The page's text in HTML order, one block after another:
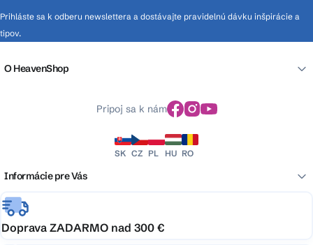
Prihláste sa k odberu newslettera a dostávajte pravidelnú dávku inšpirácie a
tipov.
O HeavenShop
Pripoj sa k nám
SK CZ PL HU RO
Informácie pre Vás
Doprava ZADARMO nad 300 €